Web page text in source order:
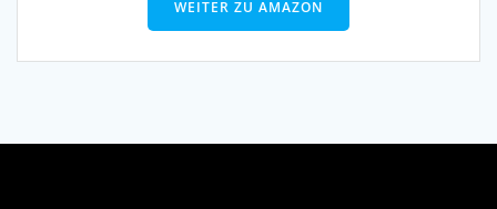
WEITER ZU AMAZON